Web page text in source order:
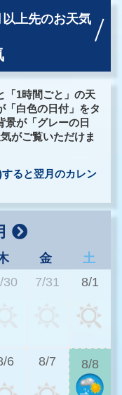
以上先のお天気
「1時間ごと」の天
「白色の日付」をタ
景が「グレーの日
がご覧いただけま
ると翌月のカレン
金
土
30 7/31 8/1
6 8/7 8/8